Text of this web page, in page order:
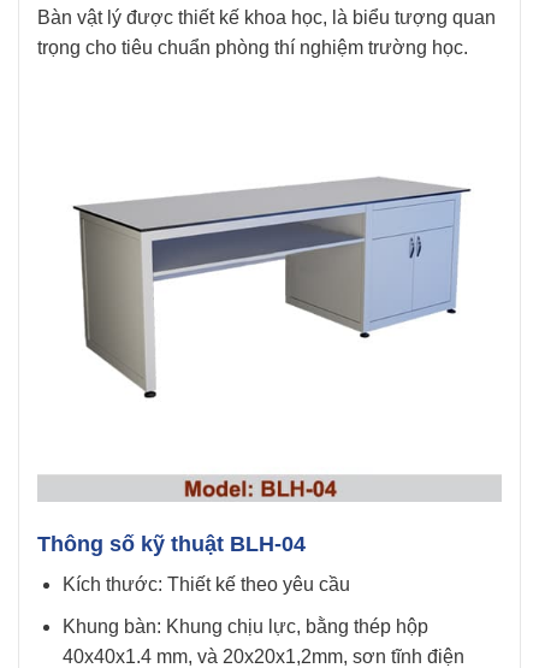
Bàn vật lý được thiết kế khoa học, là biểu tượng quan
trọng cho tiêu chuẩn phòng thí nghiệm trường học.
Thông số kỹ thuật BLH-04
Kích thước: Thiết kế theo yêu cầu
Khung bàn: Khung chịu lực, bằng thép hộp
40x40x1.4 mm, và 20x20x1,2mm, sơn tĩnh điện